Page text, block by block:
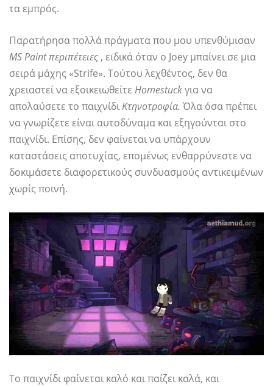
τα εμπρός.
Παρατήρησα πολλά πράγματα που μου υπενθύμισαν
MS Paint περιπέτειες , ειδικά όταν ο Joey μπαίνει σε μια
σειρά μάχης «Strife». Τούτου λεχθέντος, δεν θα
χρειαστεί να εξοικειωθείτε Homestuckγια να
απολαύσετε το παιχνίδιΚτηνοτροφία. Όλα όσα πρέπει
να γνωρίζετε είναι αυτοδύναμα και εξηγούνται στο
παιχνίδι. Επίσης, δεν φαίνεται να υπάρχουν
καταστάσεις αποτυχίας, επομένως ενθαρρύνεστε να
δοκιμάσετε διαφορετικούς συνδυασμούς αντικειμένων
χωρίς ποινή.
Το παιχνίδι φαίνεται καλό και παίζει καλά, και